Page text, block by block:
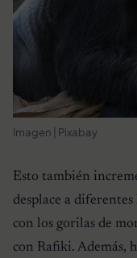
Imagen | Pixabay
Esto también
desplace a
con los gorilas de
con Rafiki. Además,